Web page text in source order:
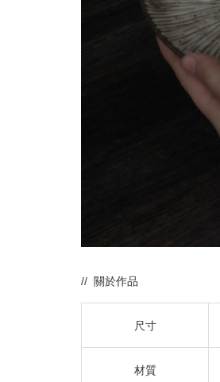
// 關於作品
尺寸
材質